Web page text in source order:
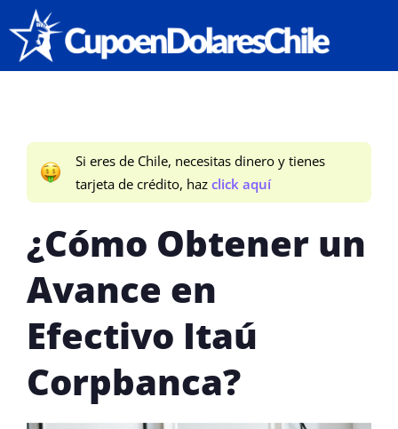
Si eres de Chile, necesitas dinero y tienes
tarjeta de crédito, hazclick aquí
¿Cómo Obtener un
Avance en
Efectivo Itaú
Corpbanca?